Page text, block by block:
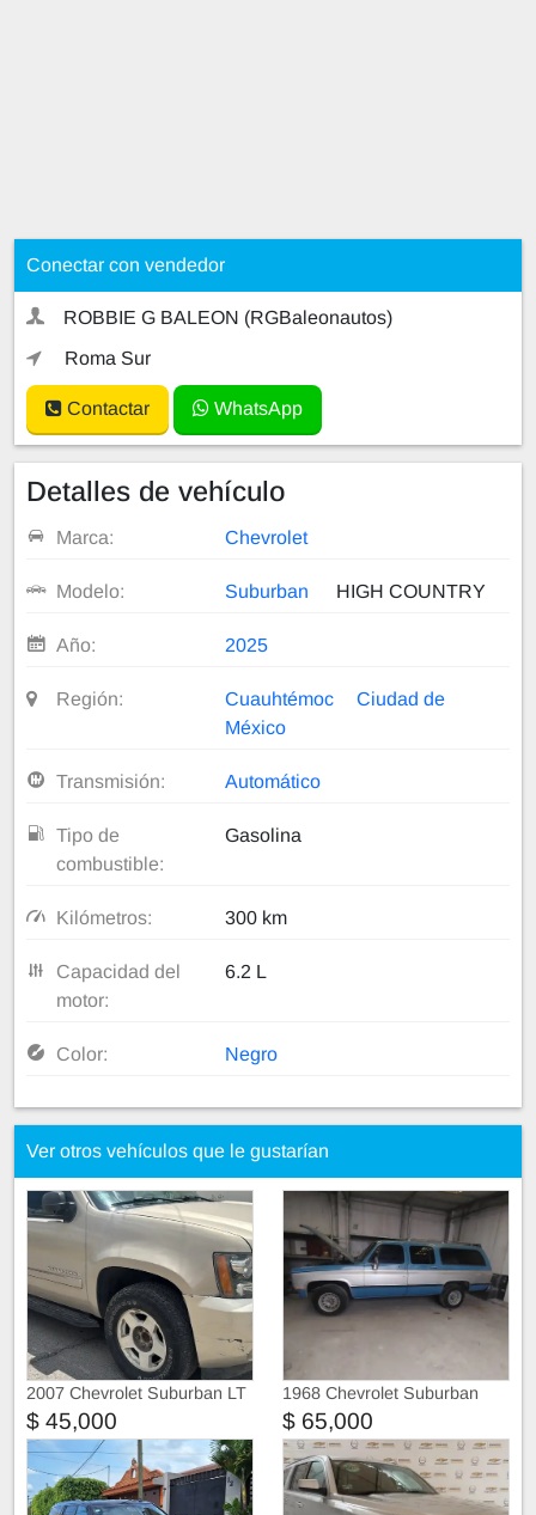
Conectar con vendedor
ROBBIE G BALEON (RGBaleonautos)
Roma Sur
Contactar WhatsApp
Detalles de vehículo
Marca: Chevrolet
Modelo: Suburban HIGH COUNTRY
Año: 2025
Región: Cuauhtémoc
Ciudad de
México
Transmisión: Automático
Tipo de
combustible:
Gasolina
Kilómetros: 300 km
Capacidad del
motor:
6.2 L
Color: Negro
Ver otros vehículos que le gustarían
2007 Chevrolet Suburban LT
$ 45,000
1968 Chevrolet Suburban
Transmisión reforzada
$ 65,000